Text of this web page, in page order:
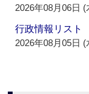
2026年08月06日 (
行政情報リス
2026年08月05日 (